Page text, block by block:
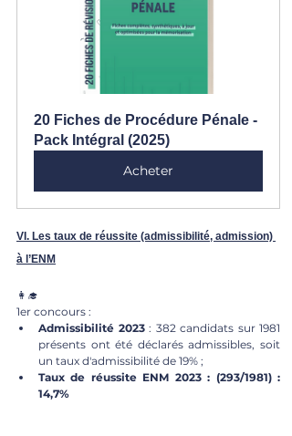
20 Fiches de Procédure Pénale -
Pack Intégral (2025)
Acheter
VI. Les taux de réussite (admissibilité, admission)
à l’ENM
👩‍🎓
1er concours :
Admissibilité 2023 : 382 candidats sur 1981
présents ont été déclarés admissibles, soit
un taux d'admissibilité de 19% ;
Taux de réussite ENM 2023 : (293/1981) :
14,7%